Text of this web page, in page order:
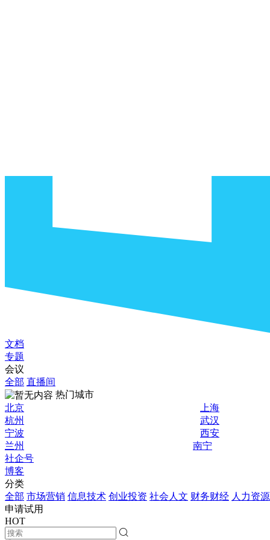
文档
专题
会议
全部 直播间
热门城市
北京
上海
杭州
武汉
宁波
西安
兰州
南宁
社企号
博客
分类
全部 市场营销 信息技术 创业投资 社会人文 财务财经 人力资源
申请试用
HOT